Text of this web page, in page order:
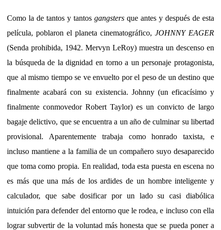
Como la de tantos y tantos gangsters que antes y después de esta
película, poblaron el planeta cinematográfico, JOHNNY EAGER
(Senda prohibida, 1942. Mervyn LeRoy) muestra un descenso en
la búsqueda de la dignidad en torno a un personaje protagonista,
que al mismo tiempo se ve envuelto por el peso de un destino que
finalmente acabará con su existencia. Johnny (un eficacísimo y
finalmente conmovedor Robert Taylor) es un convicto de largo
bagaje delictivo, que se encuentra a un año de culminar su libertad
provisional. Aparentemente trabaja como honrado taxista, e
incluso mantiene a la familia de un compañero suyo desaparecido
que toma como propia. En realidad, toda esta puesta en escena no
es más que una más de los ardides de un hombre inteligente y
calculador, que sabe dosificar por un lado su casi diabólica
intuición para defender del entorno que le rodea, e incluso con ella
lograr subvertir de la voluntad más honesta que se pueda poner a